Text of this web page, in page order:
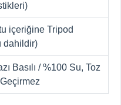
içeriğine Tripod
dahildir)
Basılı / %100 Su, Toz